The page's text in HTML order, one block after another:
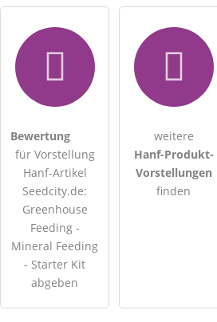
Bewertung
für Vorstellung
Hanf-Artikel
Seedcity.de:
Greenhouse
Feeding -
Mineral Feeding
- Starter Kit
abgeben
weitere
Hanf-Produkt-
Vorstellungen
finden